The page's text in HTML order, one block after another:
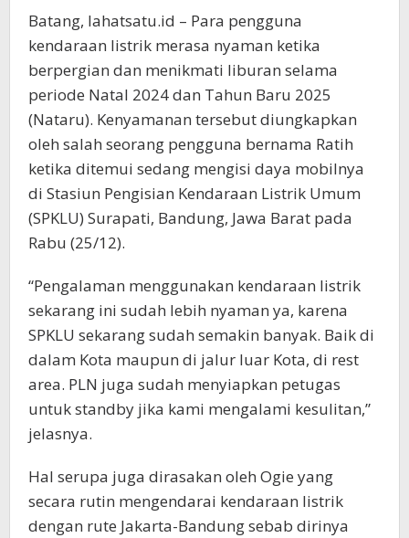
Batang, lahatsatu.id – Para pengguna
kendaraan listrik merasa nyaman ketika
berpergian dan menikmati liburan selama
periode Natal 2024 dan Tahun Baru 2025
(Nataru). Kenyamanan tersebut diungkapkan
oleh salah seorang pengguna bernama Ratih
ketika ditemui sedang mengisi daya mobilnya
di Stasiun Pengisian Kendaraan Listrik Umum
(SPKLU) Surapati, Bandung, Jawa Barat pada
Rabu (25/12).
“Pengalaman menggunakan kendaraan listrik
sekarang ini sudah lebih nyaman ya, karena
SPKLU sekarang sudah semakin banyak. Baik di
dalam Kota maupun di jalur luar Kota, di rest
area. PLN juga sudah menyiapkan petugas
untuk standby jika kami mengalami kesulitan,”
jelasnya.
Hal serupa juga dirasakan oleh Ogie yang
secara rutin mengendarai kendaraan listrik
dengan rute Jakarta-Bandung sebab dirinya